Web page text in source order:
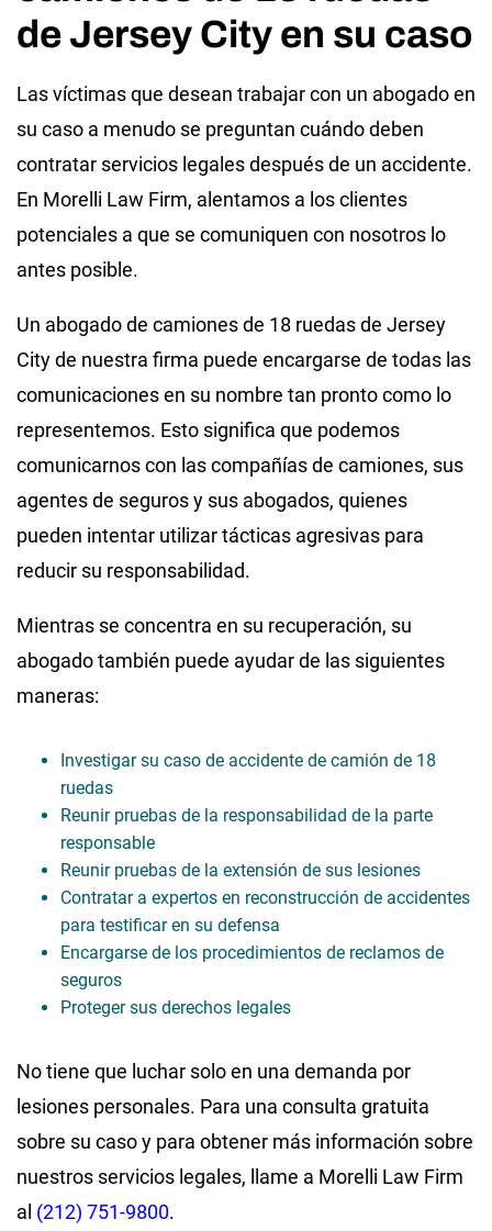
de Jersey City en su caso
Las víctimas que desean trabajar con un abogado en
su caso a menudo se preguntan cuándo deben
contratar servicios legales después de un accidente.
En Morelli Law Firm, alentamos a los clientes
potenciales a que se comuniquen con nosotros lo
antes posible.
Un abogado de camiones de 18 ruedas de Jersey
City de nuestra firma puede encargarse de todas las
comunicaciones en su nombre tan pronto como lo
representemos. Esto significa que podemos
comunicarnos con las compañías de camiones, sus
agentes de seguros y sus abogados, quienes
pueden intentar utilizar tácticas agresivas para
reducir su responsabilidad.
Mientras se concentra en su recuperación, su
abogado también puede ayudar de las siguientes
maneras:
Investigar su caso de accidente de camión de 18
ruedas
Reunir pruebas de la responsabilidad de la parte
responsable
Reunir pruebas de la extensión de sus lesiones
Contratar a expertos en reconstrucción de accidentes
para testificar en su defensa
Encargarse de los procedimientos de reclamos de
seguros
Proteger sus derechos legales
No tiene que luchar solo en una demanda por
lesiones personales. Para una consulta gratuita
sobre su caso y para obtener más información sobre
nuestros servicios legales, llame a Morelli Law Firm
al (212) 751-9800.